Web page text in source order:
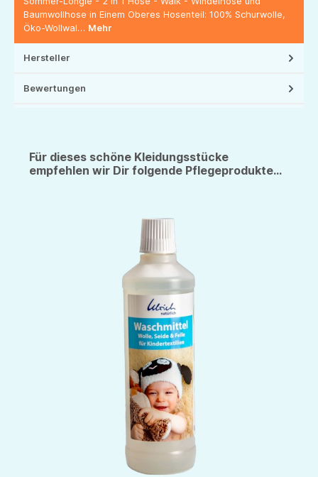
Baumwollhose in Einem Oberes Hosenteil: 100% Schurwolle,
Öko-Wollwal… Mehr
Hersteller
Bewertungen
Für dieses schöne Kleidungsstücke
empfehlen wir Dir folgende Pflegeprodukte...